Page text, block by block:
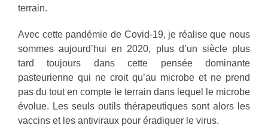
terrain.
Avec cette pandémie de Covid-19, je réalise que nous
sommes aujourd’hui en 2020, plus d’un siècle plus
tard toujours dans cette pensée dominante
pasteurienne qui ne croit qu’au microbe et ne prend
pas du tout en compte le terrain dans lequel le microbe
évolue. Les seuls outils thérapeutiques sont alors les
vaccins et les antiviraux pour éradiquer le virus.